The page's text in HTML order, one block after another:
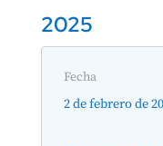
2025
Fecha
2 de febrero de